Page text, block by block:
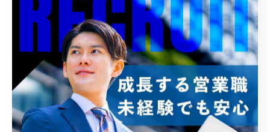
担当の事例では、リピート受注や紹介が増えるなど、営
業成果にも明確な差が現れています。
営業とDX推進の連携を強化する資格取得の流れ
DXアドバイザー資格を取得するまでの流れは、まず公式
テキストや過去問を活用した学習から始まります。資格
試験の出題範囲には、DXの基礎知識、業務改善事例、最